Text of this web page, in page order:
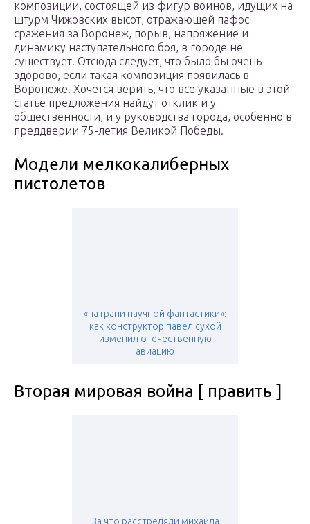
композиции, состоящей из фигур воинов, идущих на
штурм Чижовских высот, отражающей пафос
сражения за Воронеж, порыв, напряжение и
динамику наступательного боя, в городе не
существует. Отсюда следует, что было бы очень
здорово, если такая композиция появилась в
Воронеже. Хочется верить, что все указанные в этой
статье предложения найдут отклик и у
общественности, и у руководства города, особенно в
преддверии 75-летия Великой Победы.
Модели мелкокалиберных
пистолетов
«на грани научной фантастики»:
как конструктор павел сухой
изменил отечественную
авиацию
Вторая мировая война [ править ]
За что расстреляли михаила